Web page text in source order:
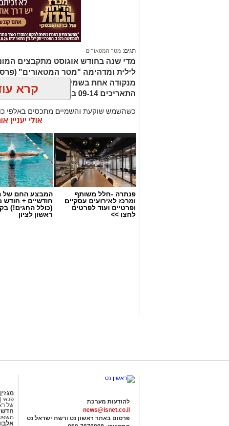
תגים: מטר המטאורים
מדי שנה בחודש אוגוסט מתקבצים
לילית ומדהימה "מטר המטאורים"
מנקודה אחת בשמי הלילה. השנה המטר
התאריכים 09-14 באוגוסט 2026.
כשהשמש שוקעת והשמיים מתכסים באלפי
המרהיבים של השנה - מטר הפרסאידים. זו
לכת, ערפיליות וסיפורי חלל.
מטר הפרסאידים, מתרחש כתוצאה ממפגש
סוויפט-טאטל, הוא נחשב כמטר גדול במיוחד
מטאורים בשעה.
רשות הטבע והגנים מזמינה אתכם ללילות
טבע ייחודיות ברחבי הארץ, מתצפיות
מכניסה לשטחי אש , לשמור על הניקיון
קרא
אולי יעניין
פנתרה -חלל משותף
ומרכז לאירועים עסקיים
ופרטיים ועוד לפרטים
לחצו >>
המבצע החם של
חודשיים + חודש
(כולל החגים!)
ראשון לציון
להודעות מערכת
news@isnet.co.il
פרסום באתר ראשון נט ורשת ישראל נט
פנאי
של